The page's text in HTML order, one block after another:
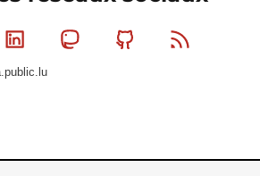
Linkedin MastodonGithub